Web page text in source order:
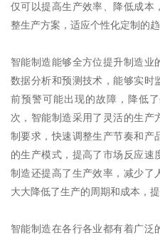
仅可以提高生产效率、降低成本
整生产方案，适应个性化定制的
智能制造能够全方位提升制造业
数据分析和预测技术，能够实时
前预警可能出现的故障，降低
次，智能制造采用了灵活的生产
制要求，快速调整生产节奏和产
的生产模式，提高了市场反应速
制造还提高了生产效率，减少了
大大降低了生产的周期和成本，
智能制造在各行各业都有着广泛